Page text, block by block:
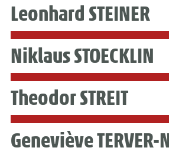
Leonhard STEINER
Niklaus STOECKLIN
Theodor STREIT
Geneviève TERVER-